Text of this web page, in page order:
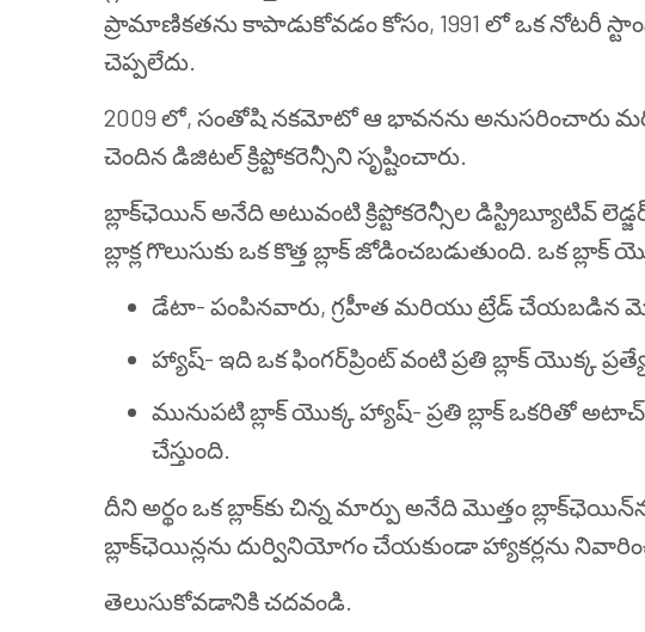
ప్రామాణికతను కాపాడుకోవడం కోసం, 1991 లో ఒక నోటరీ
చెప్పలేదు.
2009 లో, సంతోషి నకమోటో ఆ భావనను అనుసరించారు
చెందిన డిజిటల్ క్రిప్టోకరెన్సీని సృష్టించారు.
బ్లాక్‌ఛెయిన్ అనేది అటువంటి క్రిప్టోకరెన్సీల డిస్ట్రిబ్యూటివ్
బ్లాక్ల గొలుసుకు ఒక కొత్త బ్లాక్ జోడించబడుతుంది. ఒక
డేటా- పంపినవారు, గ్రహీత మరియు ట్రేడ్ చేయబడిన
హ్యాష్- ఇది ఒక ఫింగర్‌ప్రింట్ వంటి ప్రతి బ్లాక్ యొక్క
మునుపటి బ్లాక్ యొక్క హ్యాష్- ప్రతి బ్లాక్ ఒకరితో
చేస్తుంది.
దీని అర్థం ఒక బ్లాక్‌కు చిన్న మార్పు అనేది మొత్తం
బ్లాక్‌ఛెయిన్లను దుర్వినియోగం చేయకుండా హ్యాకర్లను
తెలుసుకోవడానికి చదవండి.